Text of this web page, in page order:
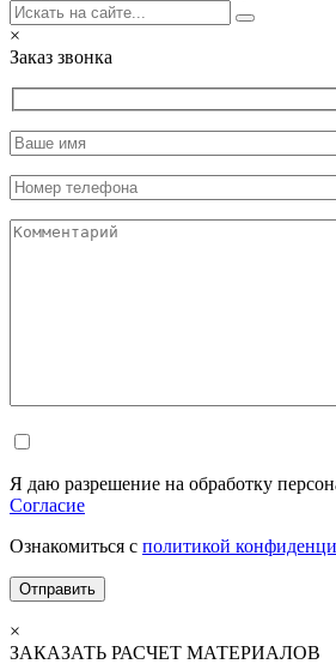
×
Заказ звонка
Я даю разрешение на обработку
Согласие
Ознакомиться с политикой
×
ЗАКАЗАТЬ РАСЧЕТ МАТЕРИАЛОВ